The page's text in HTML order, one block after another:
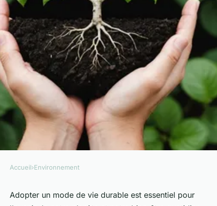
Adoptez un mode de vie
Accueil›Environnement
Adopter un mode de vie durable est essentiel pour